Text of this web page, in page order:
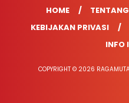
HOME
KEBIJAKAN PRIVASI
INFO
COPYRIGHT © 2026